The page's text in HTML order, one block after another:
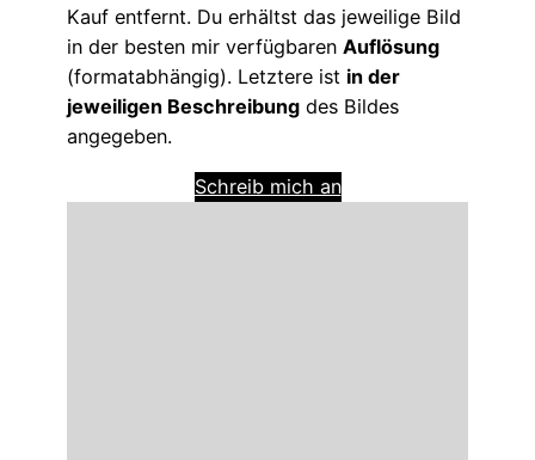
Kauf entfernt. Du erhältst das jeweilige Bild
in der besten mir verfügbaren Auflösung
(formatabhängig). Letztere ist in der
jeweiligen Beschreibung des Bildes
angegeben.
Schreib mich an